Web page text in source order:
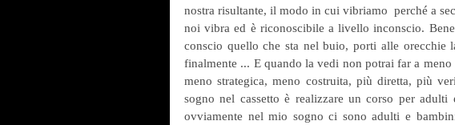
nostra risultante, il modo in cui vibriamo  perché a
noi vibra ed è riconoscibile a livello inconscio.
conscio quello che sta nel buio, porti alle
finalmente ... E quando la vedi non potrai far a
meno strategica, meno costruita, più diretta, più
sogno nel cassetto è realizzare un corso per
ovviamente nel mio sogno ci sono adulti e